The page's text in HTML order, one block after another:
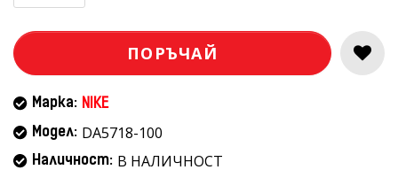
ПОРЪЧАЙ
Марка: NIKE
Модел: DA5718-100
Наличност: В НАЛИЧНОСТ